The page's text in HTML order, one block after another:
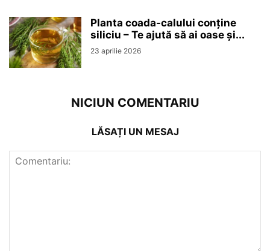
Planta coada-calului conține
siliciu – Te ajută să ai oase și...
23 aprilie 2026
NICIUN COMENTARIU
LĂSAȚI UN MESAJ